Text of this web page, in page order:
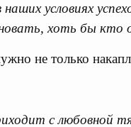
наших условиях
хоть бы кто
не только
с любовной